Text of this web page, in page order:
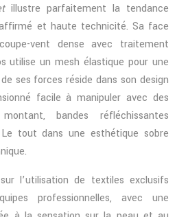
illustre parfaitement la tendance
et haute technicité. Sa face
vent dense avec traitement
utilise un mesh élastique pour une
ses forces réside dans son design
facile à manipuler avec des
bandes réfléchissantes
tout dans une esthétique sobre
l’utilisation de textiles exclusifs
professionnelles, avec une